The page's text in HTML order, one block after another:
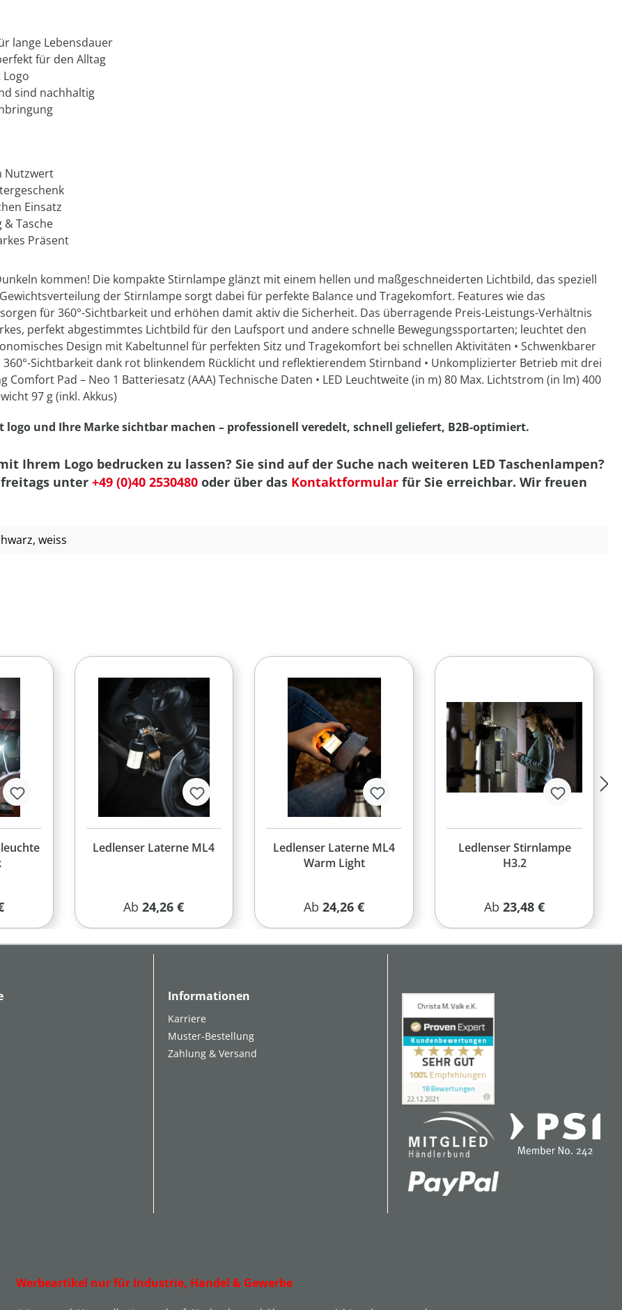
lange Lebensdauer
für den Alltag
sind nachhaltig
Nutzwert
Einsatz
& Tasche
Präsent
kommen! Die kompakte Stirnlampe glänzt mit einem hellen und maßgeschneiderten Lichtbild, das speziell
der Stirnlampe sorgt dabei für perfekte Balance und Tragekomfort. Features wie das
für 360°-Sichtbarkeit und erhöhen damit aktiv die Sicherheit. Das überragende Preis-Leistungs-Verhältnis
perfekt abgestimmtes Lichtbild für den Laufsport und andere schnelle Bewegungssportarten; leuchtet den
Design mit Kabeltunnel für perfekten Sitz und Tragekomfort bei schnellen Aktivitäten • Schwenkbarer
Sichtbarkeit dank rot blinkendem Rücklicht und reflektierendem Stirnband • Unkomplizierter Betrieb mit drei
Pad – Neo 1 Batteriesatz (AAA) Technische Daten • LED Leuchtweite (in m) 80 Max. Lichtstrom (in lm) 400
97 g (inkl. Akkus)
logo und Ihre Marke sichtbar machen – professionell veredelt, schnell geliefert, B2B-optimiert.
Ihrem Logo bedrucken zu lassen? Sie sind auf der Suche nach weiteren LED Taschenlampen?
freitags unter +49 (0)40 2530480 oder über das Kontaktformular für Sie erreichbar. Wir freuen
, weiss
Ledlenser Laterne ML4
Regulärer Preis:
Ab24,26 €
Ledlenser Laterne ML4
Warm Light
Regulärer Preis:
Ab24,26 €
Ledlenser Stirnlampe
H3.2
Regulärer Preis:
Ab23,48 €
Informationen
Karriere
Muster-Bestellung
Zahlung & Versand
Werbeartikel nur für Industrie, Handel & Gewerbe